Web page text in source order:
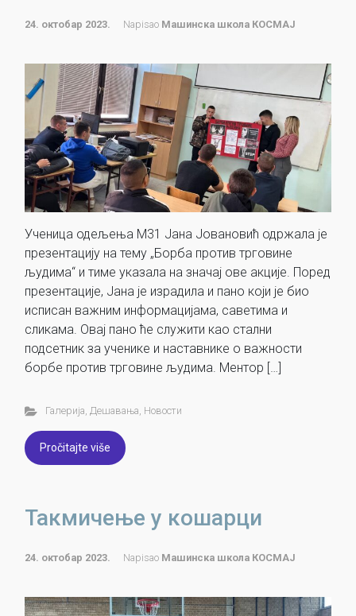
24. октобар 2023. Napisao Машинска школа КОСМАЈ
Ученица одељења М31 Јана Јовановић одржала је
презентацију на тему „Борба против трговине
људима“ и тиме указала на значај ове акције. Поред
презентације, Јана је израдила и пано који је био
исписан важним информацијама, саветима и
сликама. Овај пано ће служити као стални
подсетник за ученике и наставнике о важности
борбе против трговине људима. Ментор […]
Галерија, Дешавања, Новости
Pročitajte više
Такмичење у кошарци
24. октобар 2023. Napisao Машинска школа КОСМАЈ